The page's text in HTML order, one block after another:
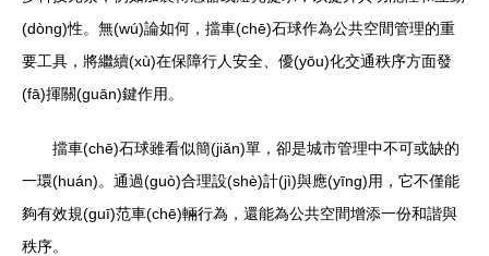
(dòng)性。無(wú)論如何，擋車(chē)石球作為公共空間管理的重
要工具，將繼續(xù)在保障行人安全、優(yōu)化交通秩序方面發
(fā)揮關(guān)鍵作用。
擋車(chē)石球雖看似簡(jiǎn)單，卻是城市管理中不可或缺的
一環(huán)。通過(guò)合理設(shè)計(jì)與應(yīng)用，它不僅能
夠有效規(guī)范車(chē)輛行為，還能為公共空間增添一份和諧與
秩序。